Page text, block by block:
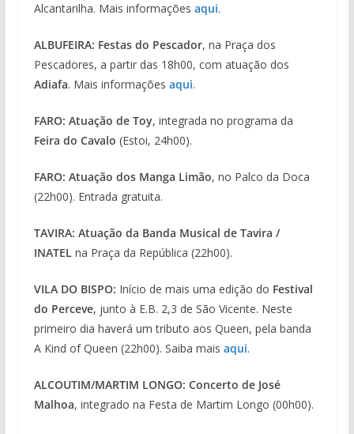
Alcantarilha. Mais informações aqui.
ALBUFEIRA: Festas do Pescador, na Praça dos
Pescadores, a partir das 18h00, com atuação dos
Adiafa. Mais informações aqui.
FARO: Atuação de Toy, integrada no programa da
Feira do Cavalo (Estoi, 24h00).
FARO: Atuação dos Manga Limão, no Palco da Doca
(22h00). Entrada gratuita.
TAVIRA: Atuação da Banda Musical de Tavira /
INATEL na Praça da República (22h00).
VILA DO BISPO: Início de mais uma edição do Festival
do Perceve, junto à E.B. 2,3 de São Vicente. Neste
primeiro dia haverá um tributo aos Queen, pela banda
A Kind of Queen (22h00). Saiba mais aqui.
ALCOUTIM/MARTIM LONGO: Concerto de José
Malhoa, integrado na Festa de Martim Longo (00h00).